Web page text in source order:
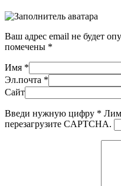
Ваш адрес email не будет
помечены *
Имя *
Эл.почта *
Сайт
Введи нужную цифру *
перезагрузите CAPTCHA.